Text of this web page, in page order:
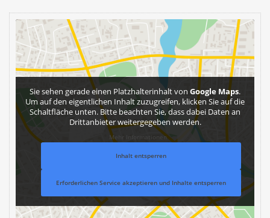
Sie sehen gerade einen Platzhalterinhalt von Google Maps.
Um auf den eigentlichen Inhalt zuzugreifen, klicken Sie auf die
Schaltfläche unten. Bitte beachten Sie, dass dabei Daten an
Drittanbieter weitergegeben werden.
Mehr Informationen
Inhalt entsperren
Erforderlichen Service akzeptieren und Inhalte entsperren